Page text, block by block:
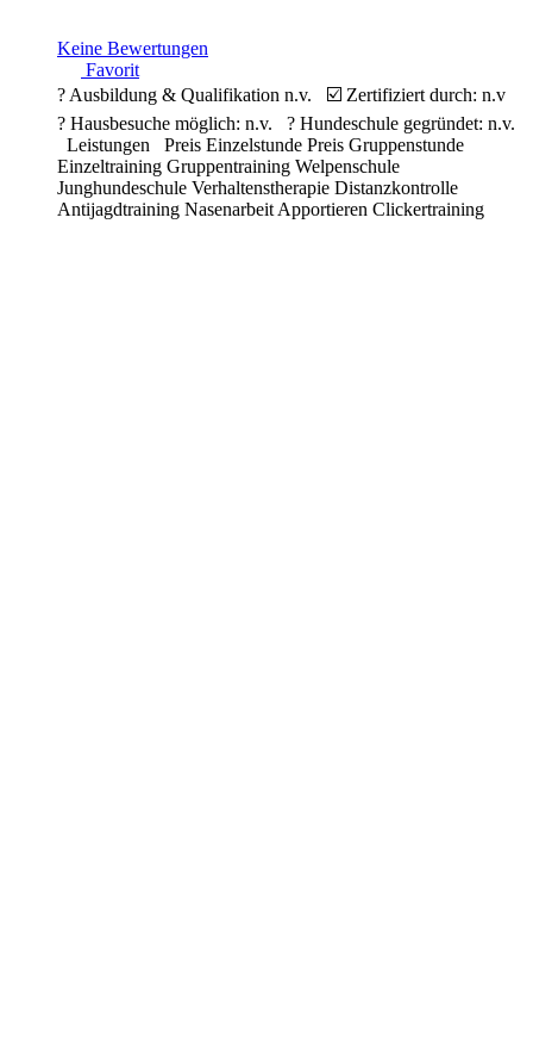
Keine Bewertungen
Favorit
? Ausbildung & Qualifikation n.v. ☑️ Zertifiziert durch: n.v
? Hausbesuche möglich: n.v. ? Hundeschule gegründet: n.v.
Leistungen Preis Einzelstunde Preis Gruppenstunde
Einzeltraining Gruppentraining Welpenschule
Junghundeschule Verhaltenstherapie Distanzkontrolle
Antijagdtraining Nasenarbeit Apportieren Clickertraining